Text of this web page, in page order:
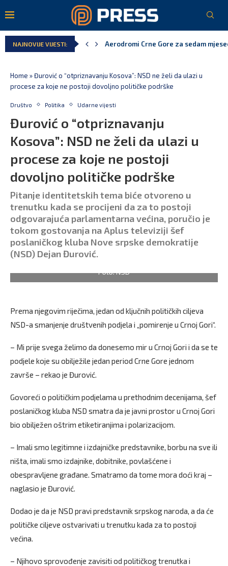
NAJNOVIJE VIJESTI:
Aerodromi Crne Gore za sedam
Home »Đurović o “otpriznavanju Kosova”: NSD ne želi da ulazi u
procese za koje ne postoji dovoljno političke podrške
Društvo Politika Udarne vijesti
Đurović o “otpriznavanju
Kosova”: NSD ne želi da ulazi u
procese za koje ne postoji
dovoljno političke podrške
Pitanje identitetskih tema biće otvoreno u
trenutku kada se procijeni da za to postoji
odgovarajuća parlamentarna većina, poručio je
tokom gostovanja na Aplus televiziji šef
poslaničkog kluba Nove srpske demokratije
(NSD) Dejan Đurović.
Foto: NSD
Prema njegovim riječima, jedan od ključnih političkih ciljeva
NSD-a smanjenje društvenih podjela i „pomirenje u Crnoj Gori“.
– Mi prije svega želimo da donesemo mir u Crnoj Gori i da se te
podjele koje su obilježile jedan period Crne Gore jednom
završe – rekao je Đurović.
Govoreći o političkim podjelama u prethodnim decenijama, šef
poslaničkog kluba NSD smatra da je javni prostor u Crnoj Gori
bio obilježen oštrim etiketiranjima i polarizacijom.
– Imali smo legitimne i izdajničke predstavnike, borbu na sve ili
ništa, imali smo izdajnike, dobitnike, povlašćene i
obespravljene građane. Smatramo da tome mora doći kraj –
naglasio je Đurović.
Dodao je da je NSD pravi predstavnik srpskog naroda, a da će
političke ciljeve ostvarivati u trenutku kada za to postoji
većina.
– Njihovo sprovođenje zavisiti od političkog trenutka i